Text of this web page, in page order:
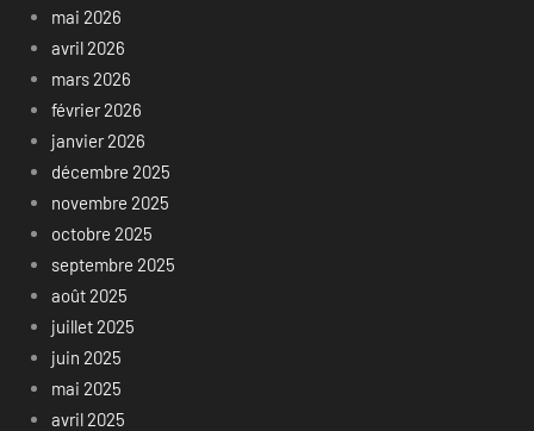
mai 2026
avril 2026
mars 2026
février 2026
janvier 2026
décembre 2025
novembre 2025
octobre 2025
septembre 2025
août 2025
juillet 2025
juin 2025
mai 2025
avril 2025